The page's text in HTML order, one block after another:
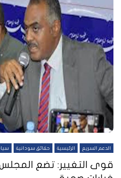
الدعم السريع الرئيسية حقائق سودانية
قوى التغيير: تضع